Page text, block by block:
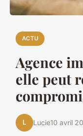
ACTU
Agence
elle peut
L Lucie10 avril